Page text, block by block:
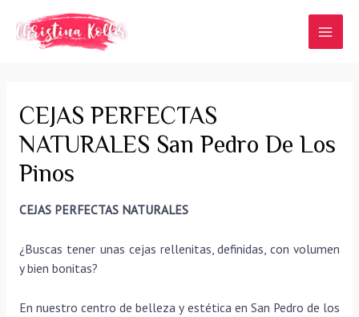
contenido
CEJAS PERFECTAS
NATURALES San Pedro De Los
Pinos
CEJAS PERFECTAS NATURALES
¿Buscas tener unas cejas rellenitas, definidas, con volumen
y bien bonitas?
En nuestro centro de belleza y estética en San Pedro de los